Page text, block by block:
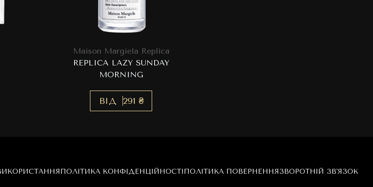
Maison Margiela Replica
REPLICA LAZY SUNDAY
MORNING
ВІД 291 ₴
ПОЛІТИКА КОНФІДЕНЦІЙНОСТІПОЛІТИКА ПОВЕРНЕННЯЗВОРОТНІЙ ЗВ'ЯЗОК